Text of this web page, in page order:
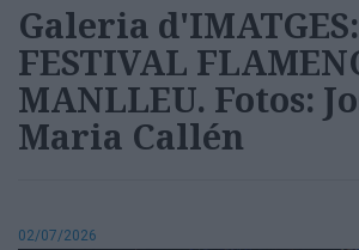
Galeria
FESTIVAL
MANLLEU. Fotos:
Maria Callén
02/07/2026